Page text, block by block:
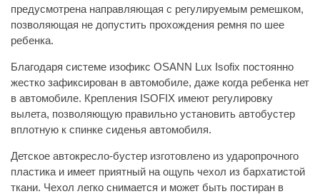
предусмотрена направляющая с регулируемым ремешком,
позволяющая не допустить прохождения ремня по шее
ребенка.
Благодаря системе изофикс OSANN Lux Isofix постоянно
жестко зафиксирован в автомобиле, даже когда ребенка нет
в автомобиле. Крепления ISOFIX имеют регулировку
вылета, позволяющую правильно установить автобустер
вплотную к спинке сиденья автомобиля.
Детское автокресло-бустер изготовлено из ударопрочного
пластика и имеет приятный на ощупь чехол из бархатистой
ткани. Чехол легко снимается и может быть постиран в